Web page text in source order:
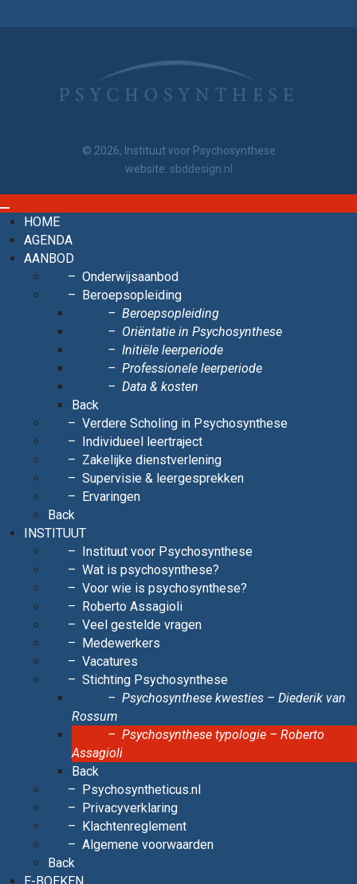
© 2026, Instituut voor Psychosynthese
website: sbddesign.nl
HOME
AGENDA
AANBOD
Onderwijsaanbod
Beroepsopleiding
Beroepsopleiding
Oriëntatie in Psychosynthese
Initiële leerperiode
Professionele leerperiode
Data & kosten
Back
Verdere Scholing in Psychosynthese
Individueel leertraject
Zakelijke dienstverlening
Supervisie & leergesprekken
Ervaringen
Back
INSTITUUT
Instituut voor Psychosynthese
Wat is psychosynthese?
Voor wie is psychosynthese?
Roberto Assagioli
Veel gestelde vragen
Medewerkers
Vacatures
Stichting Psychosynthese
Psychosynthese kwesties – Diederik van
Rossum
Psychosynthese typologie – Roberto
Assagioli
Back
Psychosyntheticus.nl
Privacyverklaring
Klachtenreglement
Algemene voorwaarden
Back